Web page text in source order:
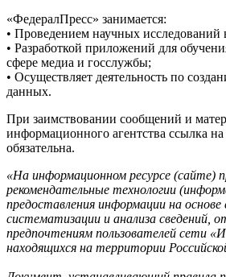
«ФедералПресс» занимается:
• Проведением научных исследований
• Разработкой приложений для
сфере медиа и госслужбы;
• Осуществляет деятельность по
данных.
При заимствовании сообщений и
информационного агентства ссылка
обязательна.
«На информационном ресурсе (сайте)
рекомендательные технологии
предоставления информации на основе
систематизации и анализа сведений,
предпочтениям пользователей сети
находящихся на территории